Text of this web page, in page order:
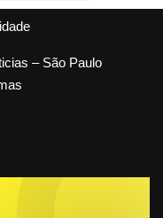
– São Paulo